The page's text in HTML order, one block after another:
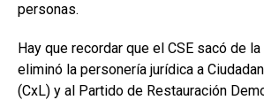
personas.
Hay que recordar que el CSE sacó de
eliminó la personería jurídica a
(CxL) y al Partido de Restauración